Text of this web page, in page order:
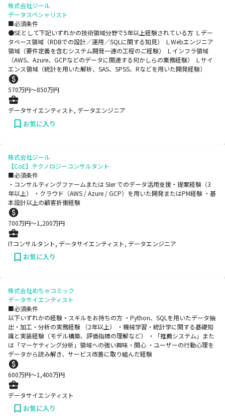
株式会社ジール
データスペシャリスト
■必須条件
●SEとして下記いずれかの技術領域分野で5年以上経験されている方 Ｌデー
タベース領域（RDBでの設計／運用／SQLに関する知見） ＬWebエンジニア
領域（要件定義を含むシステム開発一連の工程のご経験） Ｌインフラ領域
（AWS、Azure、GCPなどのデータに関連する何かしらの業務経験） Ｌサイ
エンス領域（統計を用いた解析、SAS、SPSS、Rなどを用いた開発経験）
570万円〜850万円
データサイエンティスト, データエンジニア
お気に入り
株式会社ジール
【CoE】テクノロジーコンサルタント
■必須条件
・コンサルティングファームまたは SIer でのデータ活用支援・提案経験（3
年以上） ・クラウド（AWS / Azure / GCP）を用いた開発またはPM経験 ・基
本設計以上の顧客折衝経験
700万円〜1,200万円
ITコンサルタント, データサイエンティスト, データエンジニア
お気に入り
株式会社めちゃコミック
データサイエンティスト
■必須条件
以下いずれかの経験・スキルをお持ちの方 ・Python、SQLを用いたデータ抽
出・加工・分析の実務経験 （2年以上） ・機械学習・統計学に関する基礎知
識と実装経験（モデル構築、評価指標の理解など） ・「推薦システム」また
は「マーケティング分析」領域への強い興味・関心 ・ユーザーの行動心理を
データから読み解き、サービス改善に取り組んだ経験
600万円〜1,400万円
データサイエンティスト
お気に入り